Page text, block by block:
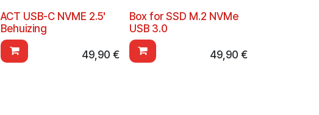
ACT USB-C NVME 2.5'
Behuizing
49,90 €
Box for SSD M.2 NVMe
USB 3.0
49,90 €